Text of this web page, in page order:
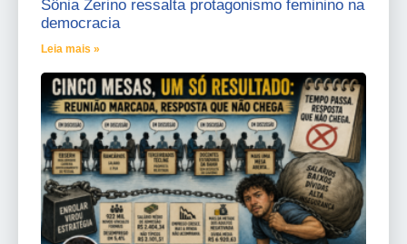
Sônia Zerino ressalta protagonismo feminino na
democracia
Leia mais »